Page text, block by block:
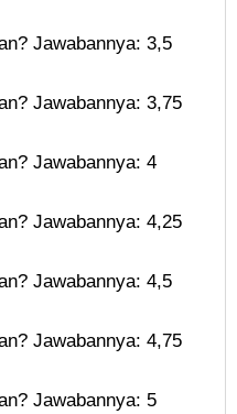
Jawabannya: 3,5
Jawabannya: 3,75
Jawabannya: 4
Jawabannya: 4,25
Jawabannya: 4,5
Jawabannya: 4,75
Jawabannya: 5